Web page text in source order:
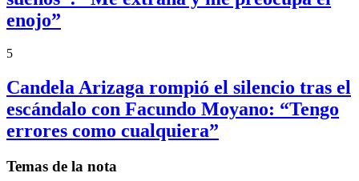
enojo”
5
Candela Arizaga rompió el silencio tras el
escándalo con Facundo Moyano: “Tengo
errores como cualquiera”
Temas de la nota